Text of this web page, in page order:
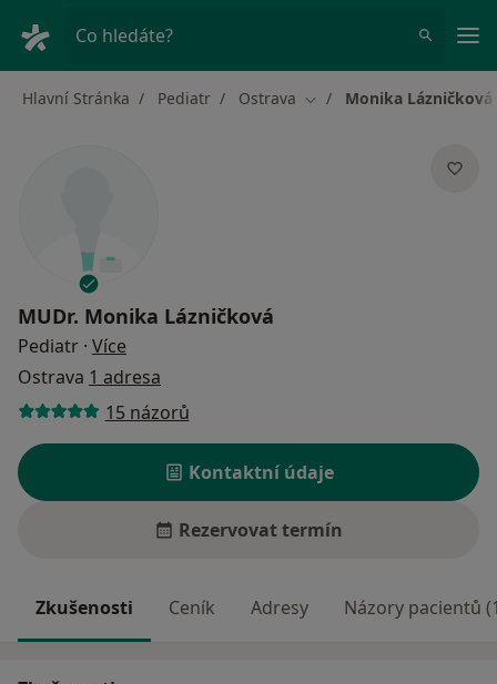
Co hledáte?
Hlavní Stránka Pediatr Ostrava Změna města
Monika Lázničková
MUDr. Monika Lázničková
Pediatr · Více
Ostrava 1 adresa
15 názorů
Kontaktní údaje
Rezervovat termín
Zkušenosti Ceník Adresy Názory pacientů